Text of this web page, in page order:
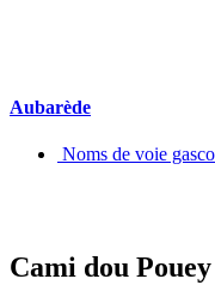
Aubarède
Noms de voie
Cami dou Pouey